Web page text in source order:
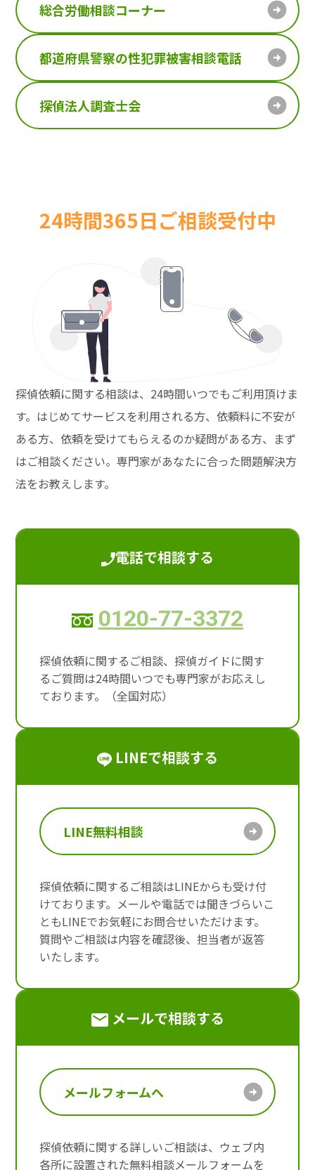
総合労働相談コーナー
都道府県警察の性犯罪被害相談電話
探偵法人調査士会
24時間365日ご相談受付中
探偵依頼に関する相談は、24時間いつでもご利用頂けま
す。はじめてサービスを利用される方、依頼料に不安が
ある方、依頼を受けてもらえるのか疑問がある方、まず
はご相談ください。専門家があなたに合った問題解決方
法をお教えします。
電話で相談する
0120-77-3372
探偵依頼に関するご相談、探偵ガイドに関す
るご質問は24時間いつでも専門家がお応えし
ております。（全国対応）
LINEで相談する
LINE無料相談
探偵依頼に関するご相談はLINEからも受け付
けております。メールや電話では聞きづらいこ
ともLINEでお気軽にお問合せいただけます。
質問やご相談は内容を確認後、担当者が返答
いたします。
メールで相談する
メールフォームへ
探偵依頼に関する詳しいご相談は、ウェブ内
各所に設置された無料相談メールフォームを